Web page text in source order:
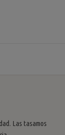
Las tasamos